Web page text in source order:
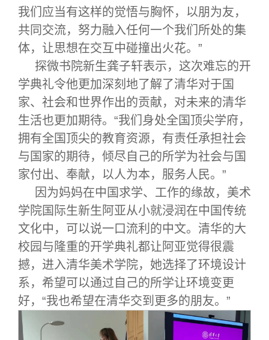
我们应当有这样的觉悟与胸怀，以朋为友，
共同交流，努力融入任何一个我们所处的集
体，让思想在交互中碰撞出火花。”
探微书院新生龚子轩表示，这次难忘的开
学典礼令他更加深刻地了解了清华对于国
家、社会和世界作出的贡献，对未来的清华
生活也更加期待。“我们身处全国顶尖学府，
拥有全国顶尖的教育资源，有责任承担社会
与国家的期待，倾尽自己的所学为社会与国
家付出、奉献，以人为本，服务人民。”
因为妈妈在中国求学、工作的缘故，美术
学院国际生新生阿亚从小就浸润在中国传统
文化中，可以说一口流利的中文。清华的大
校园与隆重的开学典礼都让阿亚觉得很震
撼，进入清华美术学院，她选择了环境设计
系，希望可以通过自己的所学让环境变更
好，“我也希望在清华交到更多的朋友。”